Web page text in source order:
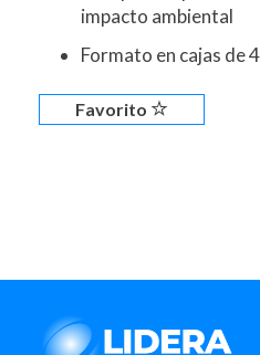
impacto ambiental
Formato en cajas de
Favorito